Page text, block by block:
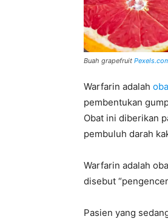
Buah grapefruit
Warfarin adalah
pembentukan
Obat ini diberikan
pembuluh darah
Warfarin adalah
disebut
Pasien yang